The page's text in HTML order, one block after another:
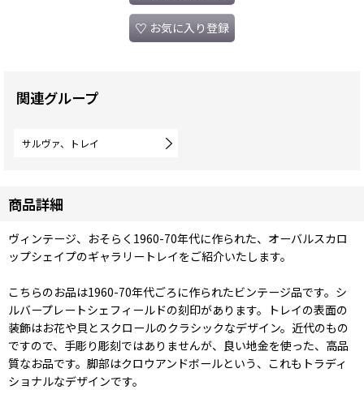
お気に入り登録
関連グループ
サルヴァ、トレイ
商品詳細
ヴィンテージ、おそらく1960-70年代に作られた、オーバルスカロ
ップシェイプのギャラリートレイをご紹介いたします。
こちらのお品は1960-70年代ごろに作られたビンテージ品です。シ
ルバープレートシェフィールドの刻印があります。トレイの表面の
装飾はお花や貝とスクロールのクラシックなデザイン。近代のもの
ですので、手彫り彫刻ではありませんが、良い地金を使った、高品
質なお品です。脚部はクロウアンドボールという、これもトラディ
ショナルなデザインです。